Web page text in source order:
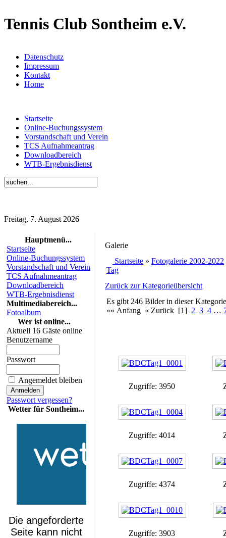
Tennis Club Sontheim e.V.
Datenschutz
Impressum
Kontakt
Home
Startseite
Online-Buchungssystem
Vorstandschaft und Verein
TCS Aufnahmeantrag
Downloadbereich
WTB-Ergebnisdienst
Freitag, 7. August 2026
Hauptmenü...
Startseite
Online-Buchungssystem
Vorstandschaft und Verein
TCS Aufnahmeantrag
Downloadbereich
WTB-Ergebnisdienst
Multimediabereich...
Fotoalbum
Wer ist online...
Aktuell 16 Gäste online
Benutzername
Passwort
Angemeldet bleiben
Passwort vergessen?
Wetter für Sontheim...
Galerie
Startseite » Fotogalerie 2002-2022
Tag
Zurück zur Kategorieübersicht
Es gibt 246 Bilder in dieser
«« Anfang « Zurück [1] 2 3 4 …
Zugriffe: 3950
Zugriffe: 4014
Zugriffe: 4374
Zugriffe: 3903